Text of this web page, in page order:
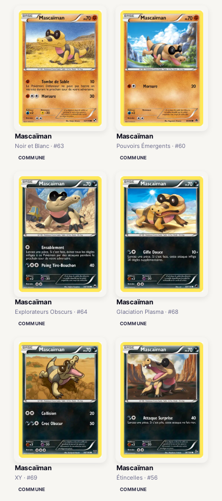
Mascaïman
Noir et Blanc · #63
COMMUNE
Mascaïman
Pouvoirs Émergents · #60
COMMUNE
Mascaïman
Explorateurs Obscurs · #64
COMMUNE
Mascaïman
Glaciation Plasma · #68
COMMUNE
Mascaïman
XY · #69
COMMUNE
Mascaïman
Étincelles · #56
COMMUNE